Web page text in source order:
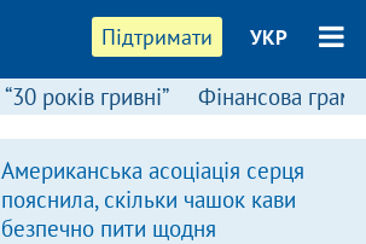
Підтримати УКР
“30 років гривні” Фінансова
Американська асоціація серця
пояснила, скільки чашок кави
безпечно пити щодня